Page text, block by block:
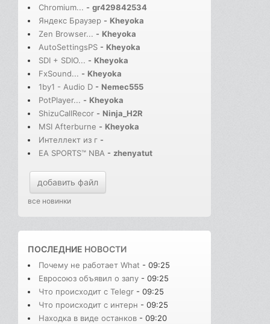
Chromium... - gr429842534
Яндекс Браузер - Kheyoka
Zen Browser... - Kheyoka
AutoSettingsPS - Kheyoka
SDI + SDIO... - Kheyoka
FxSound... - Kheyoka
1by1 - Audio D - Nemec555
PotPlayer... - Kheyoka
ShizuCallRecor - Ninja_H2R
MSI Afterburne - Kheyoka
Интеллект из г -
EA SPORTS™ NBA - zhenyatut
добавить файл
все новинки
ПОСЛЕДНИЕ НОВОСТИ
Почему не работает What - 09:25
Евросоюз объявил о запу - 09:25
Что происходит с Telegr - 09:25
Что происходит с интерн - 09:25
Находка в виде останков - 09:20